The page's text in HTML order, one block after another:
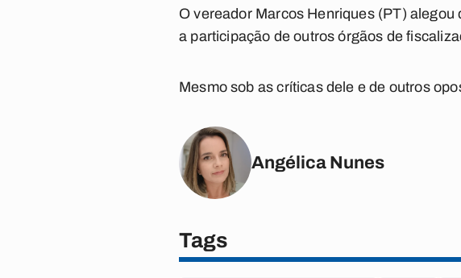
O vereador Marcos Henriques (PT)
a participação de outros órgãos de
Mesmo sob as críticas dele e de outros
Angélica Nunes
Tags